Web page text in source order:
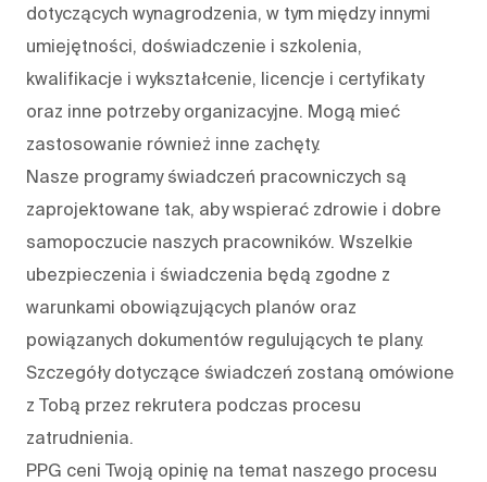
dotyczących wynagrodzenia, w tym między innymi
umiejętności, doświadczenie i szkolenia,
kwalifikacje i wykształcenie, licencje i certyfikaty
oraz inne potrzeby organizacyjne. Mogą mieć
zastosowanie również inne zachęty.
Nasze programy świadczeń pracowniczych są
zaprojektowane tak, aby wspierać zdrowie i dobre
samopoczucie naszych pracowników. Wszelkie
ubezpieczenia i świadczenia będą zgodne z
warunkami obowiązujących planów oraz
powiązanych dokumentów regulujących te plany.
Szczegóły dotyczące świadczeń zostaną omówione
z Tobą przez rekrutera podczas procesu
zatrudnienia.
PPG ceni Twoją opinię na temat naszego procesu